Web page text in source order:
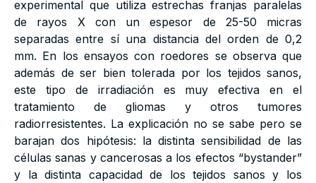
experimental que utiliza estrechas franjas paralelas
de rayos X con un espesor de 25-50 micras
separadas entre sí una distancia del orden de 0,2
mm. En los ensayos con roedores se observa que
además de ser bien tolerada por los tejidos sanos,
este tipo de irradiación es muy efectiva en el
tratamiento de gliomas y otros tumores
radiorresistentes. La explicación no se sabe pero se
barajan dos hipótesis: la distinta sensibilidad de las
células sanas y cancerosas a los efectos “bystander”
y la distinta capacidad de los tejidos sanos y los